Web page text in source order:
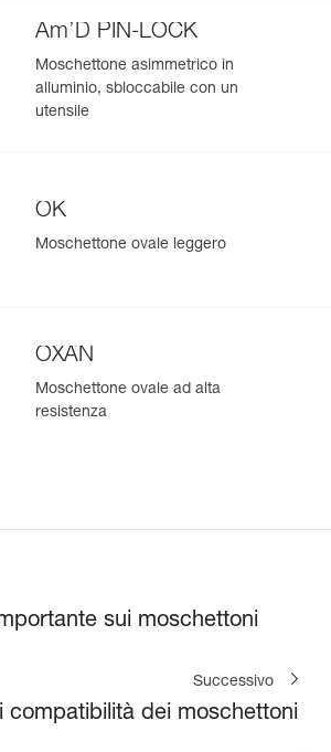
Am’D PIN-LOCK
Moschettone asimmetrico in
alluminio, sbloccabile con un
utensile
OK
Moschettone ovale leggero
OXAN
Moschettone ovale ad alta
resistenza
sui moschettoni
Successivo
compatibilità dei moschettoni